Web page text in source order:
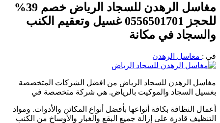
مغاسل الرهدن للسجاد الرياض خصم 39%
للحجز 0556501701 غسيل وتعقيم الكنب
والسجاد في مكانة
في : مغاسل الرهدن
مغاسل الرهدن للسجاد الرياض من افضل الشركات المتخصصة
بغسيل السجاد والموكيت بالرياض. هي شركة متخصصة في
أعمال النظافة بكافة أنواعها بأفضل أنواع المكائن ​​والأدوات. ومواد
التنظيف قادرة على إزالة جميع البقع والغبار والأوساخ من الكنب